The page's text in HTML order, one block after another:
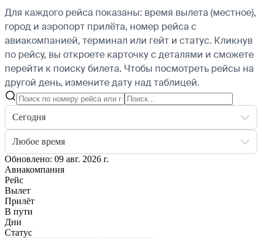
Для каждого рейса показаны: время вылета (местное),
город и аэропорт прилёта, номер рейса с
авиакомпанией, терминал или гейт и статус. Кликнув
по рейсу, вы откроете карточку с деталями и сможете
перейти к поиску билета. Чтобы посмотреть рейсы на
другой день, измените дату над таблицей.
Сегодня
Любое время
Обновлено: 09 авг. 2026 г.
Авиакомпания
Рейс
Вылет
Прилёт
В пути
Дни
Статус